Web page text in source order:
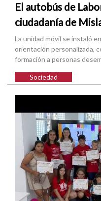
El autobús de
ciudadanía de
La unidad móvil se instaló
orientación personalizada,
formación a personas
Sociedad